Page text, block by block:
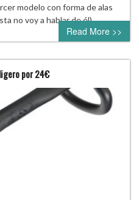
modelo con forma de alas
no voy a hablar de él)….
Read More >>
por 24€